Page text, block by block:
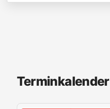
Terminkalender